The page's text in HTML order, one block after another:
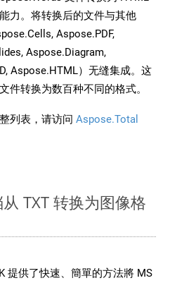
力。将转换后的文件与其他
Aspose.PDF,
Aspose.Diagram,
Aspose.HTML）无缝集成。这
件转换为数百种不同的格式。
列表，请访问 Aspose.Total
TXT 转换为图像格
提供了快速、簡單的方法將 MS